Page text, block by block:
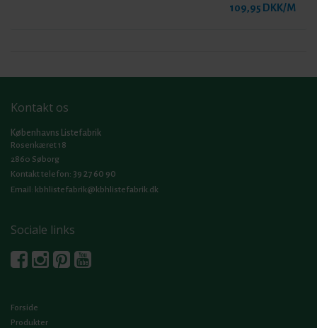
109,95 DKK/M
Kontakt os
Københavns Listefabrik
Rosenkæret 18
2860 Søborg
Kontakt telefon: 39 27 60 90
Email: kbhlistefabrik@kbhlistefabrik.dk
Sociale links
Forside
Produkter